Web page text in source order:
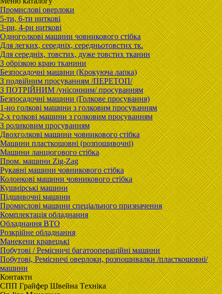
Промислові оверлоки
5-ти, 6-ти ниткові
3-ри, 4-ри ниткові
Одноголкові машини човникового стібка
Для легких, середніх, середньотовстих тк.
Для середніх, товстих, дуже товстих тканин
З обрізкою краю тканини
Безпосадочні машини (Крокуюча лапка)
З подвійним просуванням /ПЕРЕТОП/
З ПОТРІЙНИМ /унісонним/ просуванням
Безпосадочні машини (Голкове просування)
1-но голкові машини з голковим просуванням
2-х голкові машини з голковим просуванням
З роликовим просуванням
Двохголкові машини човникового стібка
Машини пласткошовні (розпошивочні)
Машини ланцюгового стібка
Пром. машини Zig-Zag
Рукавні машини човникового стібка
Колонкові машини човникового стібка
Кушнірські машини
Підшивочні машини
Промислові машини спеціального призначення
Комплектація обладнання
Обладнання ВТО
Розкрійне обладнання
Манекени кравецькі
Побутові / Ремісничі багатоопераційні машини
Побутові, Ремісничі oверлоки, розпошивалки /пласткошовні/
машини
Контакти
CПП Гpaйфep Швeйна Тexнiка